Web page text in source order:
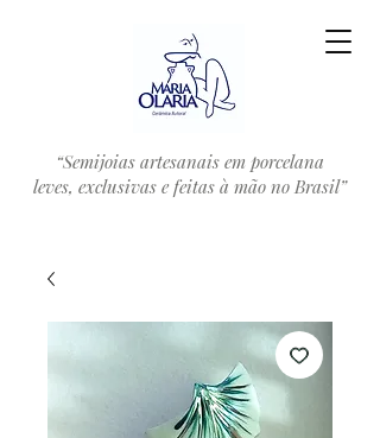
“Semijoias artesanais em porcelana
leves, exclusivas e feitas à mão no Brasil”